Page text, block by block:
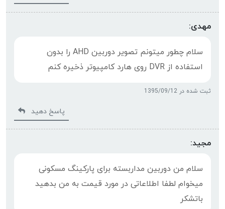
مهدی:
سلام چطور میتونم تصویر دوربین AHD را بدون
استفاده از DVR روی هارد کامپیوتر ذخیره کنم
ثبت شده در 1395/09/12
پاسخ دهید
مجید:
سلام من دوربین مداربسته برای پارکینگ مسکونی
میخوام لطفا اطلاعاتی در مورد قیمت به من بدهید
باتشکر